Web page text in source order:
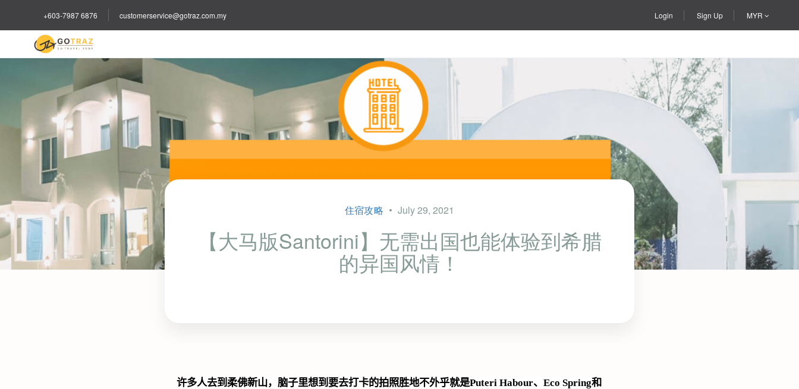
+603-7987 6876 customerservice@gotraz.com.my Login Sign Up MYR
住宿攻略 July 29, 2021
【大马版Santorini】无需出国也能体验到希腊
的异国风情！
许多人去到柔佛新山，脑子里想到要去打卡的拍照胜地不外乎就是Puteri Habour、 Eco Spring和